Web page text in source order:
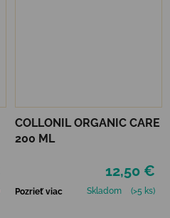
COLLONIL ORGANIC CARE
200 ML
12,50 €
Pozrieť viac Skladom (>5 ks)